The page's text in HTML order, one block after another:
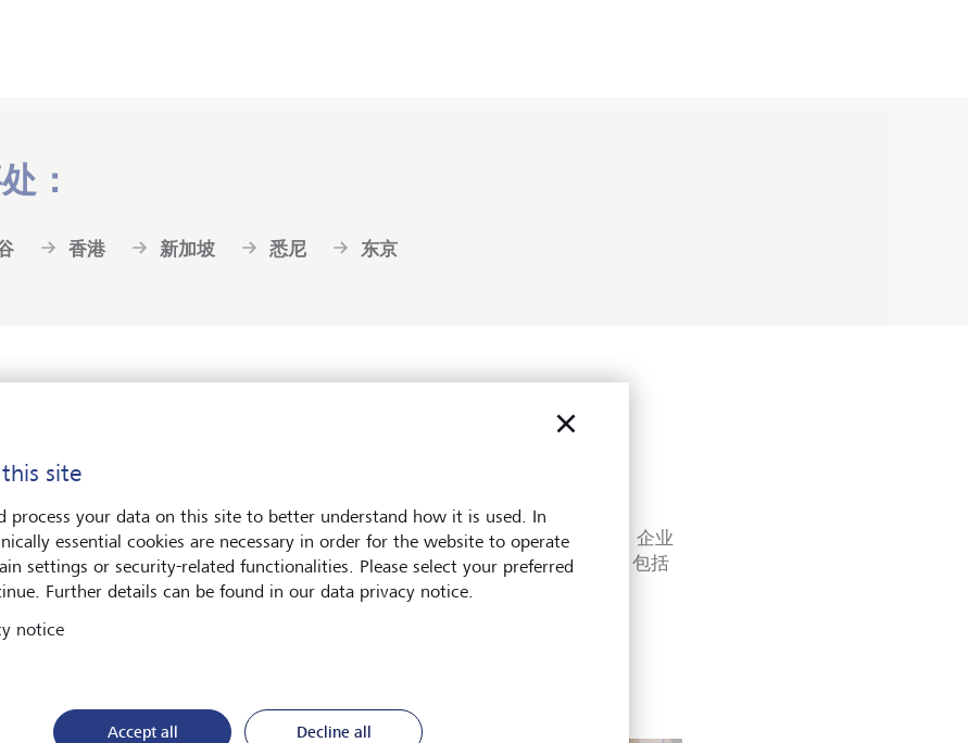
：
香港 新加坡 悉尼 东京
基础的企业家精神 —LGT由列支敦士登王室家族全资拥有，具90多年历史，企业
高效，让我们能够快速独立地作出决策，并符合集团的传统美德和价值观，包括
尊重、诚信及长远发展思维。
site
process your data on this site to better understand how it is used. In
essential cookies are necessary in order for the website to operate
settings or security-related functionalities. Please select your preferred
Further details can be found in our data privacy notice.
notice
Accept all Decline all